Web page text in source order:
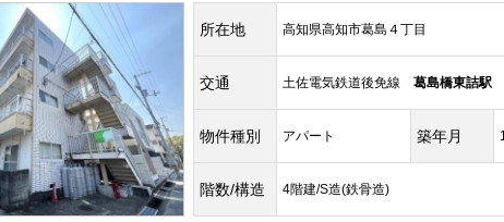
所在地 高知県高知市葛島４丁目
交通 土佐電気鉄道後免線 葛島橋東詰駅
物件種別 アパート 築年月
階数/構造 4階建/S造(鉄骨造)